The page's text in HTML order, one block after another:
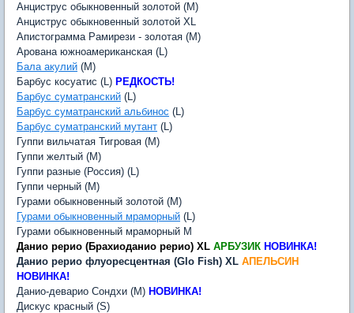
Анциструс обыкновенный золотой (M)
Анциструс обыкновенный золотой XL
Апистограмма Рамирези - золотая (M)
Арована южноамериканская (L)
Бала акулий (M)
Барбус косуатис (L) РЕДКОСТЬ!
Барбус суматранский (L)
Барбус суматранский альбинос (L)
Барбус суматранский мутант (L)
Гуппи вильчатая Тигровая (M)
Гуппи желтый (M)
Гуппи разные (Россия) (L)
Гуппи черный (M)
Гурами обыкновенный золотой (M)
Гурами обыкновенный мраморный (L)
Гурами обыкновенный мраморный M
Данио рерио (Брахиоданио рерио) XL АРБУЗИК НОВИНКА!
Данио рерио флуоресцентная (Glo Fish) XL АПЕЛЬСИН
НОВИНКА!
Данио-деварио Сондхи (M) НОВИНКА!
Дискус красный (S)